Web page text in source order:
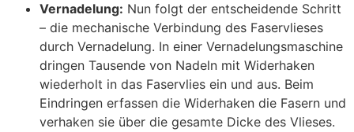
Vernadelung: Nun folgt der entscheidende Schritt
– die mechanische Verbindung des Faservlieses
durch Vernadelung. In einer Vernadelungsmaschine
dringen Tausende von Nadeln mit Widerhaken
wiederholt in das Faservlies ein und aus. Beim
Eindringen erfassen die Widerhaken die Fasern und
verhaken sie über die gesamte Dicke des Vlieses.